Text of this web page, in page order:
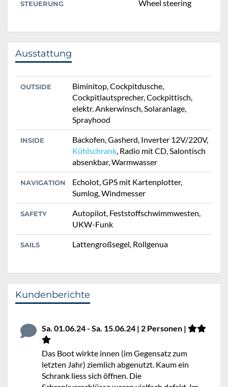
STEUERUNG Wheel steering
Ausstattung
OUTSIDE
Biminitop, Cockpitdusche,
Cockpitlautsprecher, Cockpittisch,
elektr. Ankerwinsch, Solaranlage,
Sprayhood
INSIDE
Backofen, Gasherd, Inverter 12V/220V,
Kühlschrank, Radio mit CD, Salontisch
absenkbar, Warmwasser
NAVIGATION
Echolot, GPS mit Kartenplotter,
Sumlog, Windmesser
SAFETY
Autopilot, Feststoffschwimmwesten,
UKW-Funk
SAILS Lattengroßsegel, Rollgenua
Kundenberichte
Sa. 01.06.24 - Sa. 15.06.24 | 2 Personen |
Das Boot wirkte innen (im Gegensatz zum
letzten Jahr) ziemlich abgenutzt. Kaum ein
Schrank liess sich öffnen. Die